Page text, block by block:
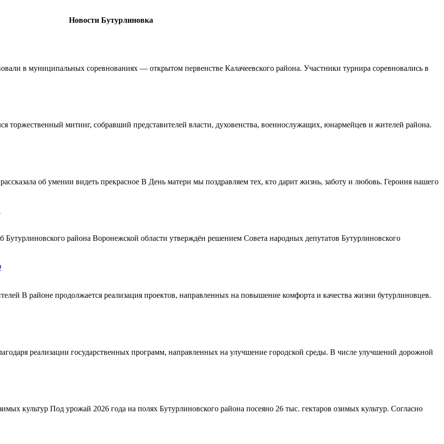
Новости Бутурлиновка
в муниципальных соревнованиях — открытом первенстве Калачеевского района. Участники турнира соревновались в
торжественный митинг, собравший представителей власти, духовенства, военнослужащих, юнармейцев и жителей района.
об умении видеть прекрасное В День матери мы поздравляем тех, кто дарит жизнь, заботу и любовь. Героиня нашего
Бутурлиновского района Воронежской области утверждён решением Совета народных депутатов Бутурлиновского
В районе продолжается реализация проектов, направленных на повышение комфорта и качества жизни бутурлиновцев.
реализации государственных программ, направленных на улучшение городской среды. В числе улучшений дорожной
культур Под урожай 2026 года на полях Бутурлиновского района посеяно 26 тыс. гектаров озимых культур. Согласно